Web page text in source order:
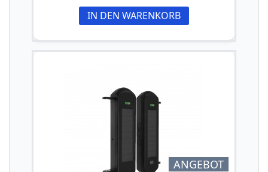
IN DEN WARENKORB
ANGEBOT